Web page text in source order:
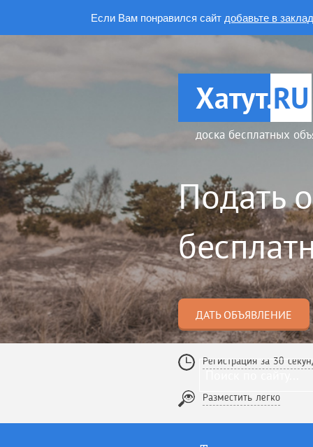
Если Вам понравился сайт добавьте в
Хатут.RU
доска бесплатных
Подать
ДАТЬ ОБЪЯВЛЕНИЕ
Регистрация за 30
Разместить легко